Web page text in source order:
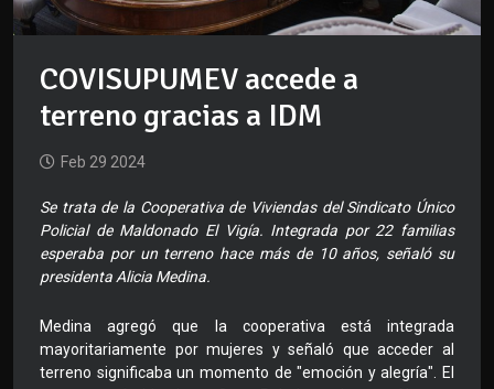
COVISUPUMEV accede a
terreno gracias a IDM
Feb 29 2024
Se trata de la Cooperativa de Viviendas del Sindicato Único
Policial de Maldonado El Vigía. Integrada por 22 familias
esperaba por un terreno hace más de 10 años, señaló su
presidenta Alicia Medina.
Medina agregó que la cooperativa está integrada
mayoritariamente por mujeres y señaló que acceder al
terreno significaba un momento de "emoción y alegría". El